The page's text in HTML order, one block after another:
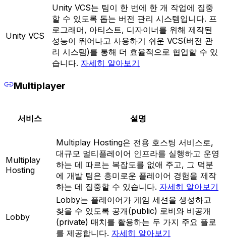
Unity VCS
Unity VCS는 팀이 한 번에 한 개 작업에 집중
할 수 있도록 돕는 버전 관리 시스템입니다. 프
로그래머, 아티스트, 디자이너를 위해 제작된
성능이 뛰어나고 사용하기 쉬운 VCS(버전 관
리 시스템)를 통해 더 효율적으로 협업할 수 있
습니다. 자세히 알아보기
Multiplayer
서비스 설명
Multiplay
Hosting
Multiplay Hosting은 전용 호스팅 서비스로,
대규모 멀티플레이어 인프라를 실행하고 운영
하는 데 따르는 복잡도를 없애 주고, 그 덕분
에 개발 팀은 흥미로운 플레이어 경험을 제작
하는 데 집중할 수 있습니다. 자세히 알아보기
Lobby
Lobby는 플레이어가 게임 세션을 생성하고
찾을 수 있도록 공개(public) 로비와 비공개
(private) 매치를 활용하는 두 가지 주요 플로
를 제공합니다. 자세히 알아보기